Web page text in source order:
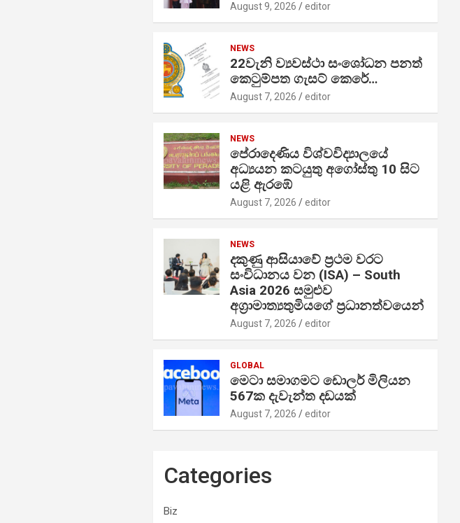
August 9, 2026 editor
NEWS
22වැනි ව්‍යවස්ථා සංශෝධන පනත්
කෙටුම්පත ගැසට් කෙරේ…
August 7, 2026 editor
NEWS
පේරාදෙණිය විශ්වවිද්‍යාලයේ
අධ්‍යයන කටයුතු අගෝස්තු 10 සිට
යළි ඇරඹේ
August 7, 2026 editor
NEWS
දකුණු ආසියාවේ ප්‍රථම වරට
සංවිධානය වන (ISA) – South
Asia 2026 සමුළුව
අග්‍රාමාත්‍යතුමියගේ ප්‍රධානත්වයෙන්
August 7, 2026 editor
GLOBAL
මෙටා සමාගමට ඩොලර් මිලියන
567ක දැවැන්ත දඩයක්
August 7, 2026 editor
Categories
Biz